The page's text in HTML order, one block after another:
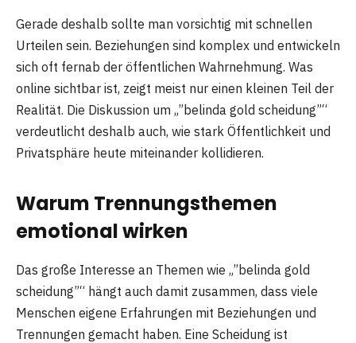
Gerade deshalb sollte man vorsichtig mit schnellen
Urteilen sein. Beziehungen sind komplex und entwickeln
sich oft fernab der öffentlichen Wahrnehmung. Was
online sichtbar ist, zeigt meist nur einen kleinen Teil der
Realität. Die Diskussion um „”belinda gold scheidung”“
verdeutlicht deshalb auch, wie stark Öffentlichkeit und
Privatsphäre heute miteinander kollidieren.
Warum Trennungsthemen
emotional wirken
Das große Interesse an Themen wie „”belinda gold
scheidung”“ hängt auch damit zusammen, dass viele
Menschen eigene Erfahrungen mit Beziehungen und
Trennungen gemacht haben. Eine Scheidung ist